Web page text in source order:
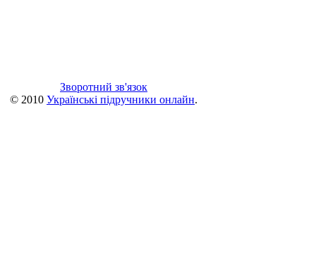
Зворотний зв'язок
© 2010 Українські підручники онлайн.